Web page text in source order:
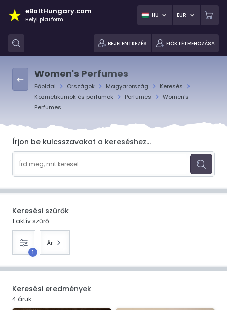
eBoltHungary.com
Helyi platform
HU EUR
BEJELENTKEZÉS FIÓK LÉTREHOZÁSA
Women's Perfumes
Főoldal Országok Magyarország
Keresés
Kozmetikumok és parfümök
Perfumes
Women's
Perfumes
Írjon be kulcsszavakat a kereséshez...
Keresési szűrők
1 aktív szűrő
1
Ár
Keresési eredmények
4 áruk